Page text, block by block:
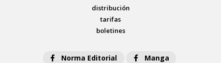
distribución
tarifas
boletines
Norma Editorial
Manga